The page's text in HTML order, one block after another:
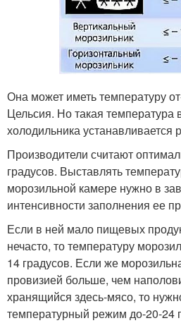
Она может иметь температуру
Цельсия. Но такая температура
холодильника устанавливается
Производители считают
градусов. Выставлять
морозильной камере нужно в
интенсивности заполнения ее
Если в ней мало пищевых
нечасто, то температуру
14 градусов. Если же
провизией больше, чем
хранящийся здесь-мясо, то
температурный режим до-20-24